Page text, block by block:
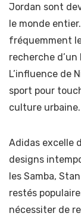
Jordan sont
le monde
fréquemment
recherche
L’influence de
sport pour
culture urbaine.
Adidas excelle
designs
les Samba,
restés
nécessiter de